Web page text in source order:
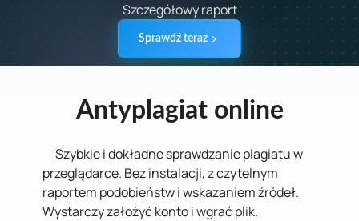
Szczegółowy raport
Sprawdź teraz
Antyplagiat online
Szybkie i dokładne sprawdzanie plagiatu w
przeglądarce. Bez instalacji, z czytelnym
raportem podobieństw i wskazaniem źródeł.
Wystarczy założyć konto i wgrać plik.